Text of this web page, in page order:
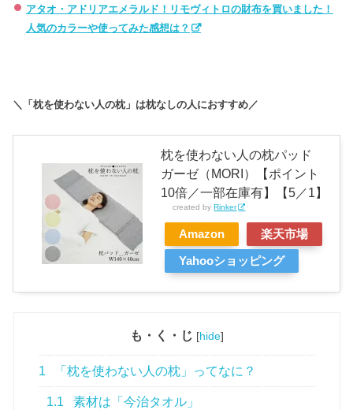
アタオ・アドリアエメラルド！リモヴィトロの財布を買いました！
人気のカラーや使ってみた感想は？
＼「枕を使わない人の枕」は枕なしの人におすすめ／
枕を使わない人の枕パッド
ガーゼ（MORI）【ポイント
10倍／一部在庫有】【5／1】
created byRinker
Amazon 楽天市場
Yahooショッピング
も・く・じ [hide]
1 「枕を使わない人の枕」ってなに？
1.1 素材は「今治タオル」